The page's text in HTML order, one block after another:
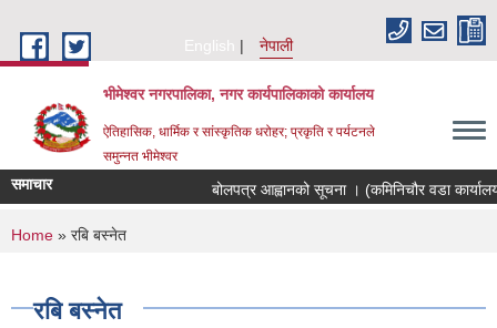
English
नेपाली
भीमेश्वर नगरपालिका, नगर कार्यपालिकाको कार्यालय
ऐतिहासिक, धार्मिक र सांस्कृतिक धरोहर; प्रकृति र पर्यटनले
समुन्नत भीमेश्वर
समाचार बोलपत्र आह्वानको सूचना । (कमिनिचौर वडा
You are here
Home » रबि बस्नेत
रबि बस्नेत